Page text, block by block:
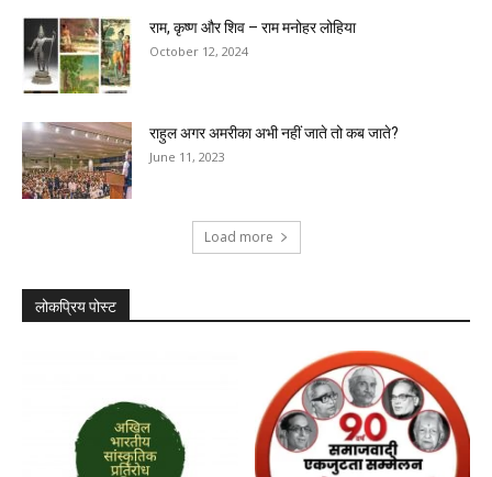
राम, कृष्‍ण और शिव – राम मनोहर लोहिया
October 12, 2024
राहुल अगर अमरीका अभी नहीं जाते तो कब जाते?
June 11, 2023
Load more
लोकप्रिय पोस्ट